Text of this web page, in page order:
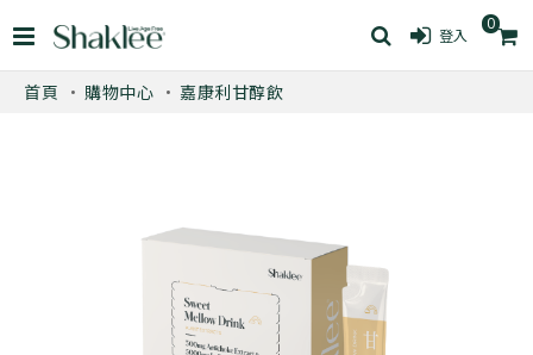
0
登入
首頁 購物中心 嘉康利甘醇飲